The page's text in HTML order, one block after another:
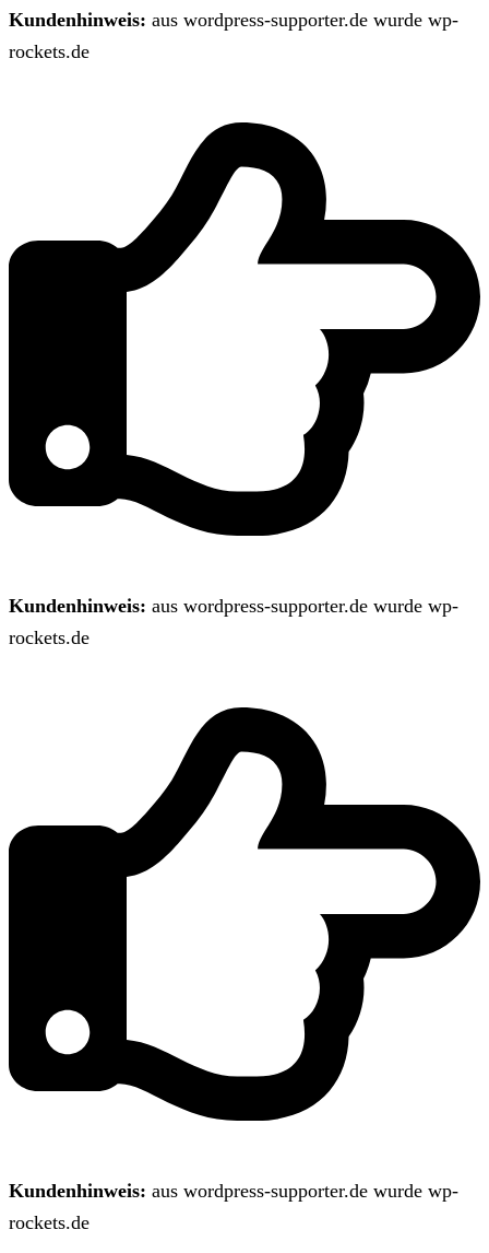
Kundenhinweis: aus wordpress-supporter.de wurde wp-
rockets.de
Kundenhinweis: aus wordpress-supporter.de wurde wp-
rockets.de
Kundenhinweis: aus wordpress-supporter.de wurde wp-
rockets.de